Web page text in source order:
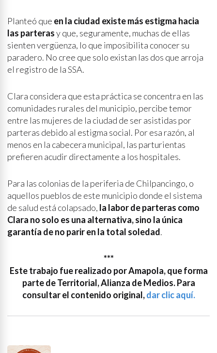
Planteó que en la ciudad existe más estigma hacia
las parterasy que, seguramente, muchas de ellas
sienten vergüenza, lo que imposibilita conocer su
paradero. No cree que solo existan las dos que arroja
el registro de la SSA.
Clara considera que esta práctica se concentra en las
comunidades rurales del municipio, percibe temor
entre las mujeres de la ciudad de ser asistidas por
parteras debido al estigma social. Por esa razón, al
menos en la cabecera municipal, las parturientas
prefieren acudir directamente a los hospitales.
Para las colonias de la periferia de Chilpancingo, o
aquellos pueblos de este municipio donde el sistema
de salud está colapsado, la labor de parteras como
Clara no solo es una alternativa, sino la única
garantía de no parir en la total soledad.
***
Este trabajo fue realizado por Amapola, que forma
parte de Territorial, Alianza de Medios. Para
consultar el contenido original,dar clic aquí.